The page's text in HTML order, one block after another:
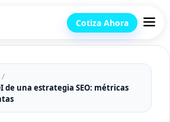
Cotiza Ahora
de una estrategia SEO: métricas